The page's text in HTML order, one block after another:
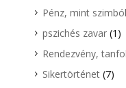
Pénz, mint
pszichés zavar(1)
Rendezvény,
Sikertörténet(7)